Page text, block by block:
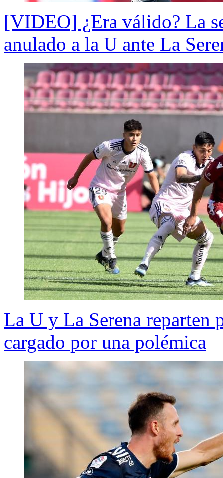
[VIDEO] ¿Era válido? La
anulado a la U ante La
La U y La Serena reparten
cargado por una polémica